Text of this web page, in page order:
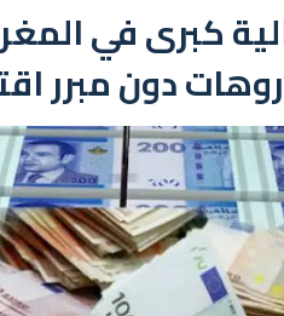
كبرى في
دون مبرر